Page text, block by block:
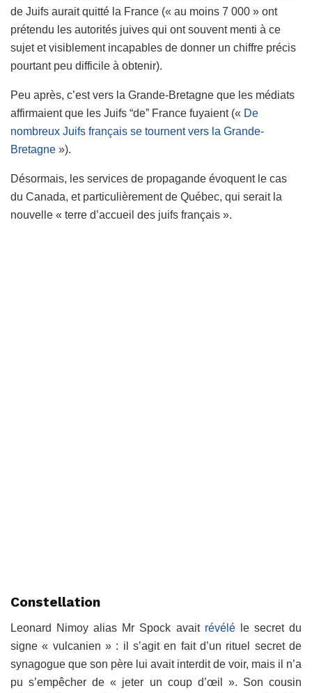
de Juifs aurait quitté la France (« au moins 7 000 » ont
prétendu les autorités juives qui ont souvent menti à ce
sujet et visiblement incapables de donner un chiffre précis
pourtant peu difficile à obtenir).
Peu après, c’est vers la Grande-Bretagne que les médiats
affirmaient que les Juifs “de” France fuyaient (« De
nombreux Juifs français se tournent vers la Grande-
Bretagne »).
Désormais, les services de propagande évoquent le cas
du Canada, et particulièrement de Québec, qui serait la
nouvelle « terre d’accueil des juifs français ».
Constellation
Leonard Nimoy alias Mr Spock avait révéléle secret du
signe « vulcanien » : il s’agit en fait d’un rituel secret de
synagogue que son père lui avait interdit de voir, mais il n’a
pu s’empêcher de « jeter un coup d’œil ». Son cousin